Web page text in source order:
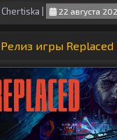
Chertiska 22 августа
Релиз игры Replaced